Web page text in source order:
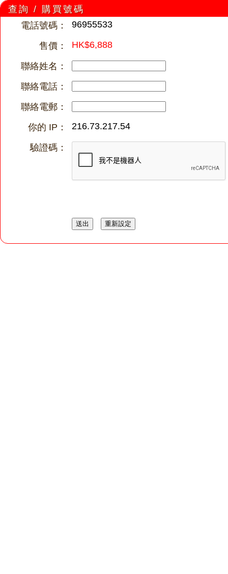
查詢 / 購買號碼
電話號碼：
96955533
售價： HK$6,888
聯絡姓名：
聯絡電話：
聯絡電郵：
你的 IP：
216.73.217.54
驗證碼：